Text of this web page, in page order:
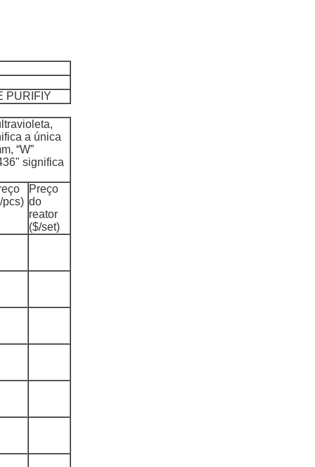
PURIFIY
a única
“W”
significa
pcs)
Preço
do
reator
($/set)